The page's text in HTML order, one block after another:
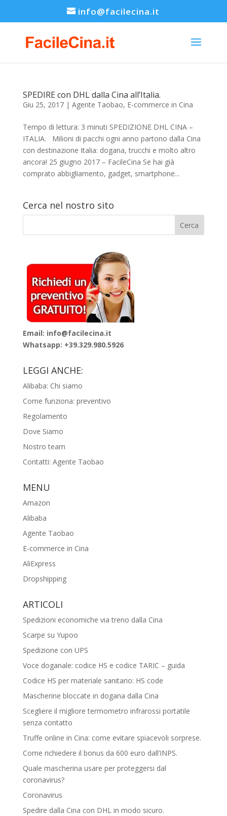
info@facilecina.it
SPEDIRE con DHL dalla Cina all’Italia.
Giu 25, 2017| Agente Taobao, E-commerce in Cina
Tempo di lettura: 3 minuti SPEDIZIONE DHL CINA –
ITALIA. Milioni di pacchi ogni anno partono dalla Cina
con destinazione Italia: dogana, trucchi e molto altro
ancora! 25 giugno 2017 – FacileCina Se hai già
comprato abbigliamento, gadget, smartphone...
Cerca nel nostro sito
Email: info@facilecina.it
Whatsapp: +39.329.980.5926
LEGGI ANCHE:
Alibaba: Chi siamo
Come funziona: preventivo
Regolamento
Dove Siamo
Nostro team
Contatti: Agente Taobao
MENU
Amazon
Alibaba
Agente Taobao
E-commerce in Cina
AliExpress
Dropshipping
ARTICOLI
Spedizioni economiche via treno dalla Cina
Scarpe su Yupoo
Spedizione con UPS
Voce doganale: codice HS e codice TARIC – guida
Codice HS per materiale sanitario: HS code
Mascherine bloccate in dogana dalla Cina
Scegliere il migliore termometro infrarossi portatile
senza contatto
Truffe online in Cina: come evitare spiacevoli sorprese.
Come richiedere il bonus da 600 euro dall’INPS.
Quale mascherina usare per proteggersi dal
coronavirus?
Coronavirus
Spedire dalla Cina con DHL in modo sicuro.